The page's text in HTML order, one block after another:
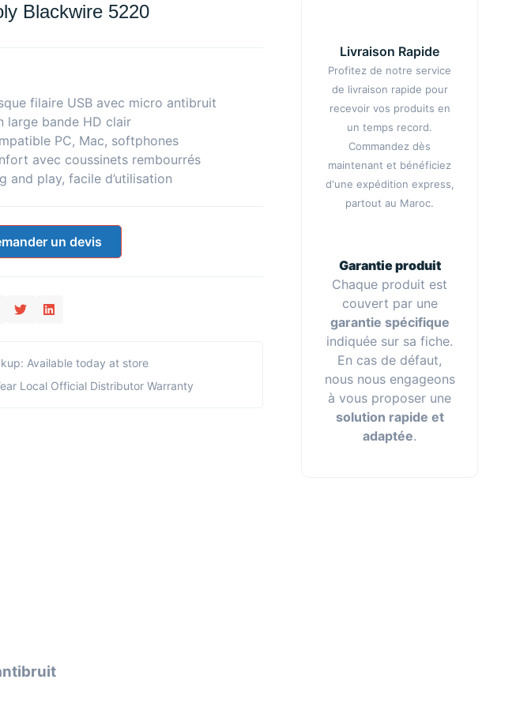
Blackwire 5220
filaire USB avec micro antibruit
large bande HD clair
PC, Mac, softphones
avec coussinets rembourrés
and play, facile d’utilisation
un devis
Available today at store
Local Official Distributor Warranty
Livraison Rapide
Profitez de notre service
de livraison rapide pour
recevoir vos produits en
un temps record.
Commandez dès
maintenant et bénéficiez
d'une expédition express,
partout au Maroc.
Garantie produit
Chaque produit est
couvert par une
garantie spécifique
indiquée sur sa fiche.
En cas de défaut,
nous nous engageons
à vous proposer une
solution rapide et
adaptée.